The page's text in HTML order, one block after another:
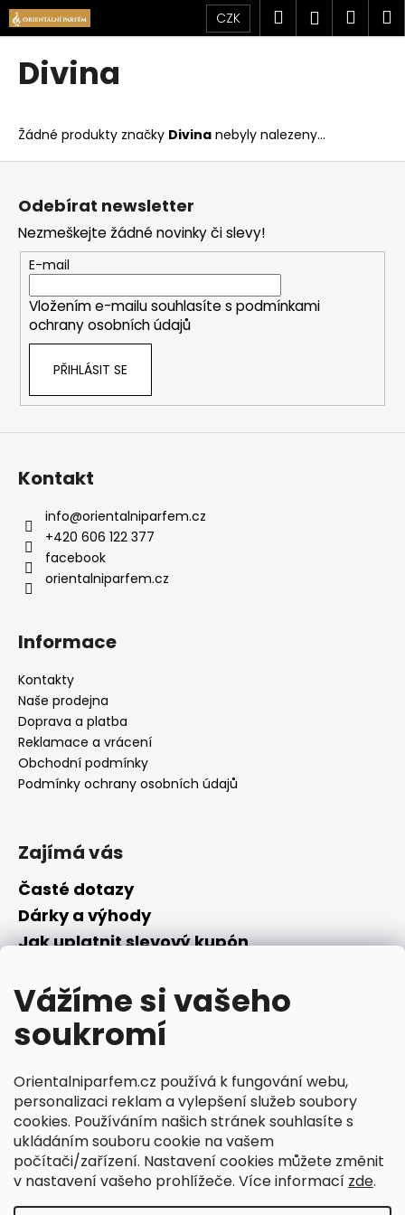
Vážíme si vašeho
soukromí
Orientalniparfem.cz používá k fungování webu,
personalizaci reklam a vylepšení služeb soubory
cookies. Používáním našich stránek souhlasíte s
ukládáním souboru cookie na vašem
počítači/zařízení. Nastavení cookies můžete změnit
v nastavení vašeho prohlížeče. Více informací zde.
Přejít
na
obsah
CZK Hledat
Divina
Žádné produkty značky Divina nebyly nalezeny...
K
o
o
p
o
t
ř
e
b
e
n
a
í
?
D
o
p
o
r
u
j
m
e
Z
Odebírat newsletter
Nezmeškejte žádné novinky či slevy!
E-mail
Vložením e-mailu souhlasíte s podmínkami
ochrany osobních údajů
PŘIHLÁSIT SE
Kontakt
info@orientalniparfem.cz
+420 606 122 377
facebook
orientalniparfem.cz
Informace
Kontakty
Naše prodejna
Doprava a platba
Reklamace a vrácení
Obchodní podmínky
Podmínky ochrany osobních údajů
Zajímá vás
Časté dotazy
Dárky a výhody
Jak uplatnit slevový kupón
Převodník parfémů
Parfémový slovníček
Facebook
Ciperka.cz